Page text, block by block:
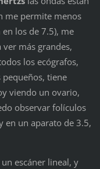
me permite menos
los de 7.5), me
ver más grandes,
los ecógrafos,
tiene
viendo un ovario,
observar folículos
en un aparato de 3.5,
escáner lineal, y